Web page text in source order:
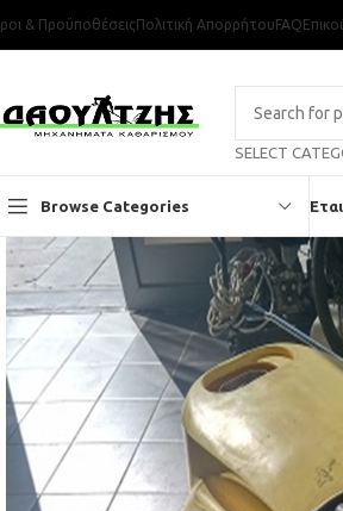
& ΠροϋποθέσειςΠολιτική ΑπορρήτουFAQ
SELECT
Browse Categories